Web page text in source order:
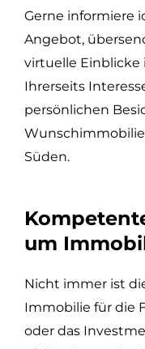
Gerne informiere
Angebot,
virtuelle Einblicke
Ihrerseits
persönlichen
Süden.
um
Nicht immer ist
Immobilie für die
oder das